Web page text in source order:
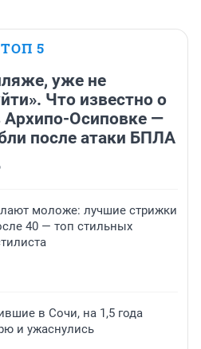
ТОП 5
уже не
Что известно о
Архипо-Осиповке —
после атаки БПЛА
моложе: лучшие стрижки
40 — топ стильных
в Сочи, на 1,5 года
и ужаснулись